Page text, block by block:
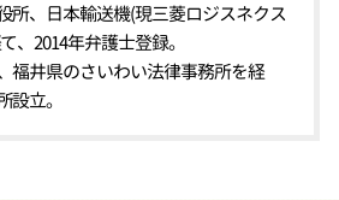
所、日本輸送機(現三菱ロジスネクス
、2014年弁護士登録。
福井県のさいわい法律事務所を経
設立。